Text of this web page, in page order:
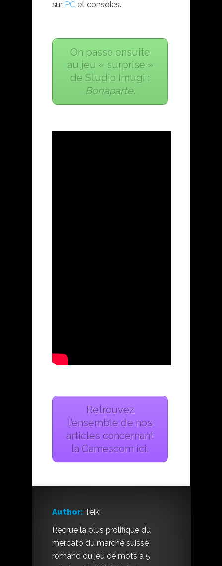
sur PC et consoles.
On passe ensuite
au jeu « surprise »
de Studio Imugi :
Bonaparte.
Retrouvez
l’ensemble de nos
articles concernant
la Gamescom ici.
Author: Teiki
Recrue la plus prolifique du
mercato du marché suisse
romand du jeu de mots à 5